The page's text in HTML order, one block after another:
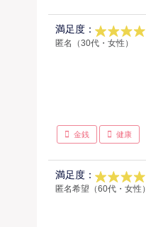
満足度：
匿名（30代・女性）
金銭 健康
満足度：
匿名希望（60代・女性）